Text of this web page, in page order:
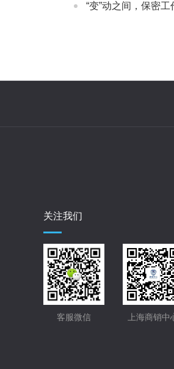
“变”动之间，保密
关注我们
客服微信 上海商销中